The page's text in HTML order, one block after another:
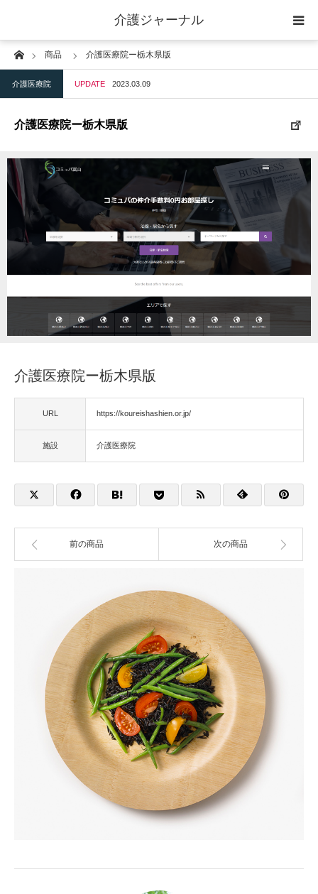
介護ジャーナル
Home商品 介護医療院ー栃木県版
介護医療院 UPDATE 2023.03.09
介護医療院ー栃木県版
介護医療院ー栃木県版
URL https://koureishashien.or.jp/
施設 介護医療院
前の商品 次の商品
ケアプラン作成
訪問
短期入所
訪問＋通い＋宿泊
施設
地域密着型小規模施設
住宅改修